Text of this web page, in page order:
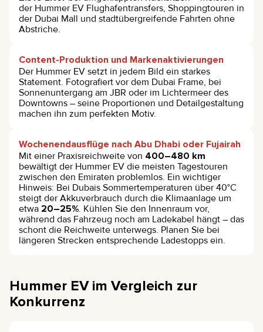
der Hummer EV Flughafentransfers, Shoppingtouren in
der Dubai Mall und stadtübergreifende Fahrten ohne
Abstriche.
Content-Produktion und Markenaktivierungen
Der Hummer EV setzt in jedem Bild ein starkes
Statement. Fotografiert vor dem Dubai Frame, bei
Sonnenuntergang am JBR oder im Lichtermeer des
Downtowns – seine Proportionen und Detailgestaltung
machen ihn zum perfekten Motiv.
Wochenendausflüge nach Abu Dhabi oder Fujairah
Mit einer Praxisreichweite von 400–480 km
bewältigt der Hummer EV die meisten Tagestouren
zwischen den Emiraten problemlos. Ein wichtiger
Hinweis: Bei Dubais Sommertemperaturen über 40°C
steigt der Akkuverbrauch durch die Klimaanlage um
etwa 20–25%. Kühlen Sie den Innenraum vor,
während das Fahrzeug noch am Ladekabel hängt – das
schont die Reichweite unterwegs. Planen Sie bei
längeren Strecken entsprechende Ladestopps ein.
Hummer EV im Vergleich zur
Konkurrenz